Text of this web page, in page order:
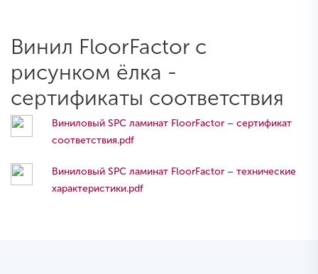
Винил FloorFactor с
рисунком ёлка -
сертификаты соответствия
Виниловый SPC ламинат FloorFactor – сертификат
соответствия.pdf
Виниловый SPC ламинат FloorFactor – технические
характеристики.pdf